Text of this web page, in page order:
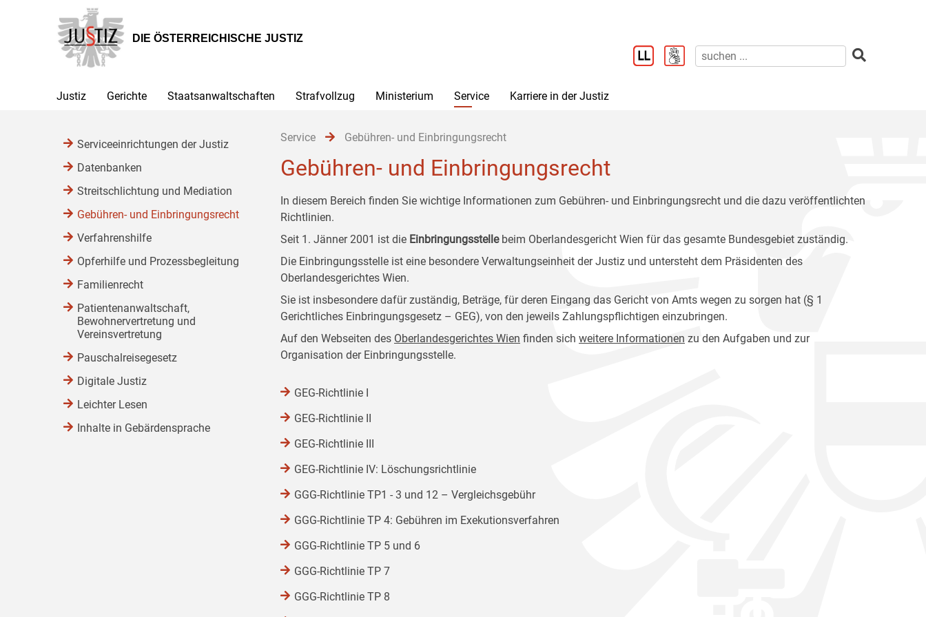
Hauptnavigation
[1]
Inhalt
[2]
Untermenü
[3]
DIE ÖSTERREICHISCHE JUSTIZ
Justiz Gerichte Staatsanwaltschaften Strafvollzug Ministerium Service Karriere in der Justiz
Service Gebühren- und Einbringungsrecht
Gebühren- und Einbringungsrecht
In diesem Bereich finden Sie wichtige Informationen zum Gebühren- und Einbringungsrecht und die dazu veröffentlichten
Richtlinien.
Seit 1. Jänner 2001 ist die Einbringungsstelle beim Oberlandesgericht Wien für das gesamte Bundesgebiet zuständig.
Die Einbringungsstelle ist eine besondere Verwaltungseinheit der Justiz und untersteht dem Präsidenten des
Oberlandesgerichtes Wien.
Sie ist insbesondere dafür zuständig, Beträge, für deren Eingang das Gericht von Amts wegen zu sorgen hat (§ 1
Gerichtliches Einbringungsgesetz – GEG), von den jeweils Zahlungspflichtigen einzubringen.
Auf den Webseiten des Oberlandesgerichtes Wien finden sich weitere Informationen zu den Aufgaben und zur
Organisation der Einbringungsstelle.
GEG-Richtlinie I
GEG-Richtlinie II
GEG-Richtlinie III
GEG-Richtlinie IV: Löschungsrichtlinie
GGG-Richtlinie TP1 - 3 und 12 – Vergleichsgebühr
GGG-Richtlinie TP 4: Gebühren im Exekutionsverfahren
GGG-Richtlinie TP 5 und 6
GGG-Richtlinie TP 7
GGG-Richtlinie TP 8
Serviceeinrichtungen der Justiz
Datenbanken
Streitschlichtung und Mediation
Gebühren- und Einbringungsrecht
Verfahrenshilfe
Opferhilfe und Prozessbegleitung
Familienrecht
Patientenanwaltschaft,
Bewohnervertretung und
Vereinsvertretung
Pauschalreisegesetz
Digitale Justiz
Leichter Lesen
Inhalte in Gebärdensprache